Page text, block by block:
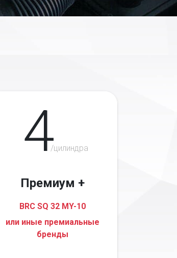
4/цилиндра
Премиум +
BRC SQ 32 MY-10
или иные премиальные
бренды